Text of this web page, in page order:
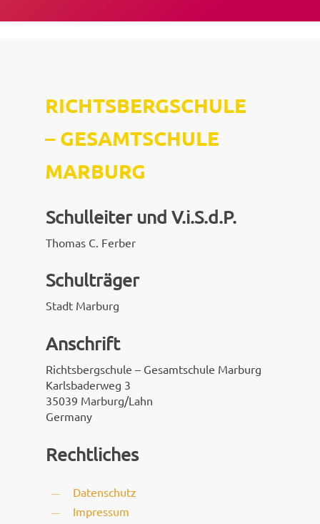
RICHTSBERGSCHULE
– GESAMTSCHULE
MARBURG
Schulleiter und V.i.S.d.P.
Thomas C. Ferber
Schulträger
Stadt Marburg
Anschrift
Richtsbergschule – Gesamtschule Marburg
Karlsbaderweg 3
35039 Marburg/Lahn
Germany
Rechtliches
Datenschutz
Impressum